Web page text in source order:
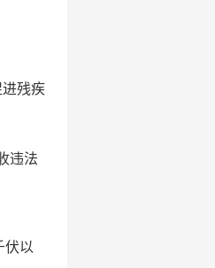
残疾
违法
伏以